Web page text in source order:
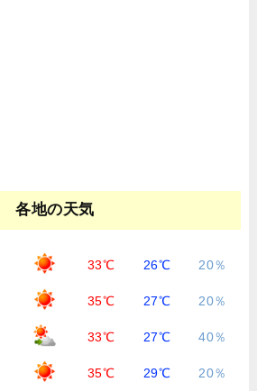
各地の天気
33℃ 26℃ 20％
35℃ 27℃ 20％
33℃ 27℃ 40％
35℃ 29℃ 20％